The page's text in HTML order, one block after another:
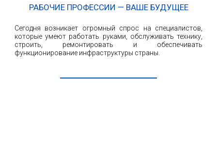
РАБОЧИЕ ПРОФЕССИИ — ВАШЕ БУДУЩЕЕ
Сегодня возникает огромный спрос на специалистов,
которые умеют работать руками, обслуживать технику,
строить, ремонтировать и обеспечивать
функционирование инфраструктуры страны.